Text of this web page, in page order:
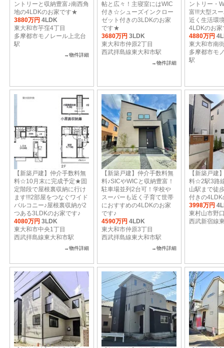
ントリーと収納豊富♪南西角
地の4LDKのお家です★
3880万円 4LDK
東大和市芋窪4丁目
多摩都市モノレール上北台
駅
→物件詳細
帖と広々！主寝室にはWIC
付き☆シューズインクロー
ゼット付きの3LDKのお家
です★
3680万円 3LDK
東大和市仲原2丁目
西武拝島線東大和市駅
→物件詳細
ントリー・
富!!!大型ス
近く生活環
4LDKのお家
4880万円
東大和市南
多摩都市モ
駅
【新築戸建】仲介手数料無
料☆10月末に完成予定★固
定階段で屋根裏収納に行け
ます!!!2部屋をつなぐワイド
バルコニー♪屋根裏収納が2
つある3LDKのお家です♪
4080万円 3LDK
東大和市中央1丁目
西武拝島線東大和市駅
→物件詳細
【新築戸建】仲介手数料無
料♪SICやWICと収納豊富！
駐車場並列2台可！学校や
スーパーも近く子育て世帯
におすすめの4LDKのお家
です♪
4590万円 4LDK
東大和市仲原3丁目
西武拝島線東大和市駅
→物件詳細
【新築戸建
料☆2駅3路
山駅まで徒
付きの4LDK
3998万円
東村山市野
西武新宿線